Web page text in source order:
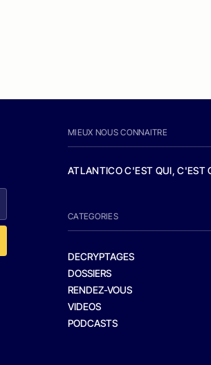
MIEUX NOUS CONNAITRE
ATLANTICO C'EST QUI, C'EST
CATEGORIES
DECRYPTAGES
DOSSIERS
RENDEZ-VOUS
VIDEOS
PODCASTS